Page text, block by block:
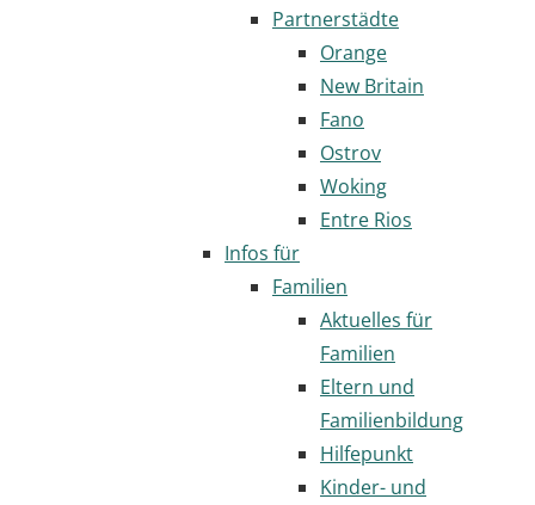
Partnerstädte
Orange
New Britain
Fano
Ostrov
Woking
Entre Rios
Infos für
Familien
Aktuelles für
Familien
Eltern und
Familienbildung
Hilfepunkt
Kinder- und